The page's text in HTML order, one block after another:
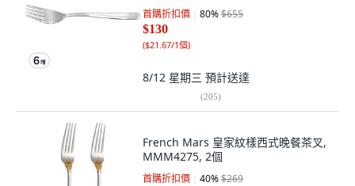
首購折扣價 80%$655
$130
($21.67/1個)
8/12 星期三 預計送達
(205)
French Mars 皇家紋樣西式晚餐茶叉,
MMM4275, 2個
首購折扣價 40%$269